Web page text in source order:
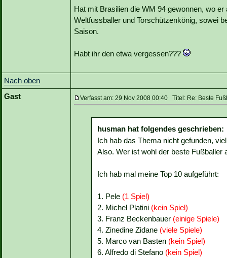
Hat mit Brasilien die WM 94 gewonnen, wo
Weltfussballer und Torschützenkönig, sowei
Saison.
Habt ihr den etwa vergessen???
Nach oben
Gast
Verfasst am: 29 Nov 2008 00:40 Titel: Re: Beste
husman hat folgendes geschrieben:
Ich hab das Thema nicht gefunden,
Also. Wer ist wohl der beste Fußballer
Ich hab mal meine Top 10 aufgeführt:
1. Pele (1 Spiel)
2. Michel Platini (kein Spiel)
3. Franz Beckenbauer (einige Spiele)
4. Zinedine Zidane (viele Spiele)
5. Marco van Basten (kein Spiel)
6. Alfredo di Stefano (kein Spiel)